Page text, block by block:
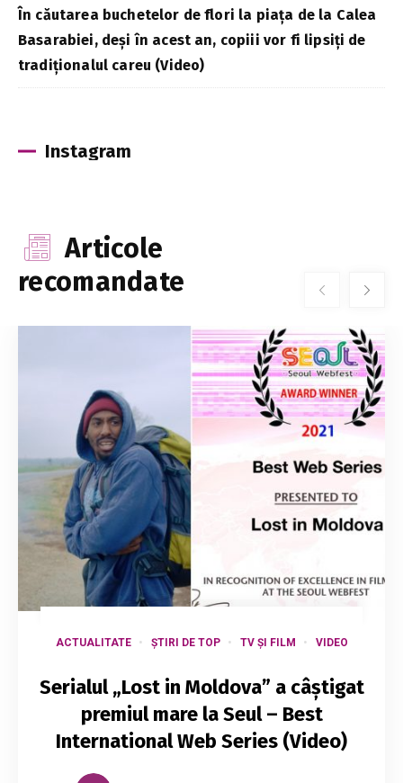
În căutarea buchetelor de flori la piața de la Calea
Basarabiei, deși în acest an, copiii vor fi lipsiți de
tradiționalul careu (Video)
Instagram
Articole
recomandate
ACTUALITATE ȘTIRI DE TOP TV ȘI FILM VIDEO
Serialul „Lost in Moldova” a câștigat
premiul mare la Seul – Best
International Web Series (Video)